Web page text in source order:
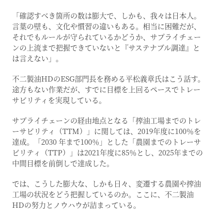
「確認すべき箇所の数は膨大で、しかも、我々は日本人。
言葉の壁も、文化や慣習の違いもある。相当に困難だが、
それでもルールが守られているかどうか、サプライチェー
ンの上流まで把握できていないと『サステナブル調達』と
は言えない」。
不二製油HDのESG部門長を務める平松義章氏はこう話す。
途方もない作業だが、すでに目標を上回るペースでトレー
サビリティを実現している。
サプライチェーンの経由地点となる「搾油工場までのトレ
ーサビリティ（TTM）」に関しては、2019年度に100％を
達成。「2030 年まで100％」とした「農園までのトレーサ
ビリティ（TTP）」は2021年度に85％とし、2025年までの
中間目標を前倒しで達成した。
では、こうした膨大な、しかも日々、変遷する農園や搾油
工場の状況をどう把握しているのか。ここに、不二製油
HDの努力とノウハウが詰まっている。